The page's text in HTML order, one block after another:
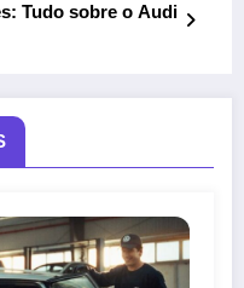
Tudo sobre o Audi